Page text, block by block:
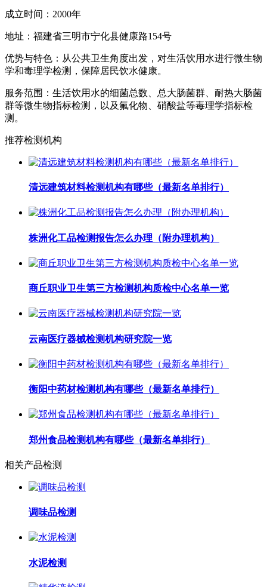
成立时间：2000年
地址：福建省三明市宁化县健康路154号
优势与特色：从公共卫生角度出发，对生活饮用水进行微生物
学和毒理学检测，保障居民饮水健康。
服务范围：生活饮用水的细菌总数、总大肠菌群、耐热大肠菌
群等微生物指标检测，以及氟化物、硝酸盐等毒理学指标检
测。
推荐检测机构
清远建筑材料检测机构有哪些（最新名单排行）
株洲化工品检测报告怎么办理（附办理机构）
商丘职业卫生第三方检测机构质检中心名单一览
云南医疗器械检测机构研究院一览
衡阳中药材检测机构有哪些（最新名单排行）
郑州食品检测机构有哪些（最新名单排行）
相关产品检测
调味品检测
水泥检测